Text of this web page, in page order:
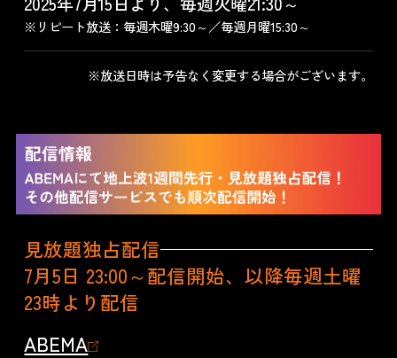
※リピート放送：毎週木曜9:30～／毎週月曜15:30～
※放送日時は予告なく変更する場合がございます。
見放題独占配信
7月5日 23:00～配信開始、以降毎週土曜
23時より配信
ABEMA